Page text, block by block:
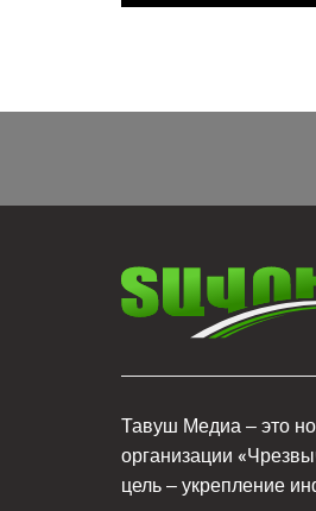
Тавуш Медиа – это
организации
цель – укрепление